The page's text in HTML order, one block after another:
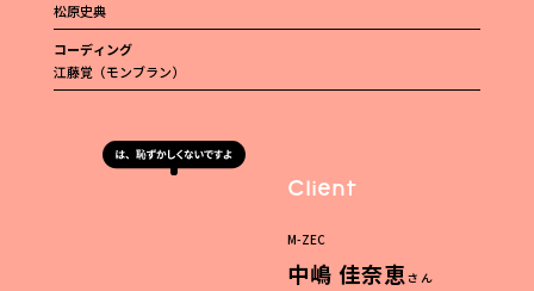
松原史典
コーディング
江藤覚（モンブラン）
Client
M-ZEC
中嶋 佳奈恵 さん